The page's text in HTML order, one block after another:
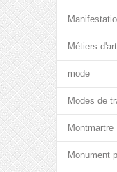
Métiers d'art
mode
Modes de
Montmartre
Monument